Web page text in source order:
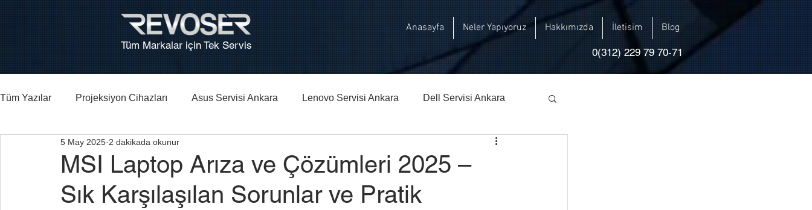
Tüm Markalar için Tek Servis
Anasayfa Neler Yapıyoruz Hakkımızda İletisim Blog
0(312) 229 79 70-71
Tüm Yazılar Projeksiyon Cihazları Asus Servisi Ankara Lenovo Servisi Ankara Dell Servisi Ankara
Bilgisayar, Laptop Tamiri Ankara
MSI Laptop Arıza ve Çözümleri 2025 –
Sık Karşılaşılan Sorunlar ve Pratik
5 May 2025 2 dakikada okunur